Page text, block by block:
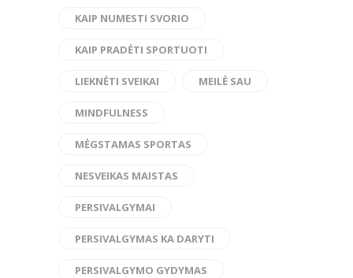
KAIP NUMESTI SVORIO
KAIP PRADĖTI SPORTUOTI
LIEKNĖTI SVEIKAI MEILĖ SAU
MINDFULNESS
MĖGSTAMAS SPORTAS
NESVEIKAS MAISTAS
PERSIVALGYMAI
PERSIVALGYMAS KA DARYTI
PERSIVALGYMO GYDYMAS